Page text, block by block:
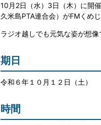
10月2日（水）3日（木）に開
久米島PTA連合会）がFMくめ
ラジオ越しでも元気な姿が想
期日
令和６年１０月１２日（土）
時間